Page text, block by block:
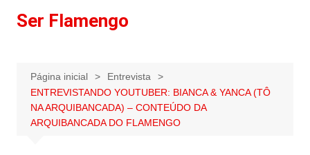
paraSer Flamengo
Página inicial
Entrevista
ENTREVISTANDO YOUTUBER: BIANCA & YANCA (TÔ
NA ARQUIBANCADA) – CONTEÚDO DA
ARQUIBANCADA DO FLAMENGO